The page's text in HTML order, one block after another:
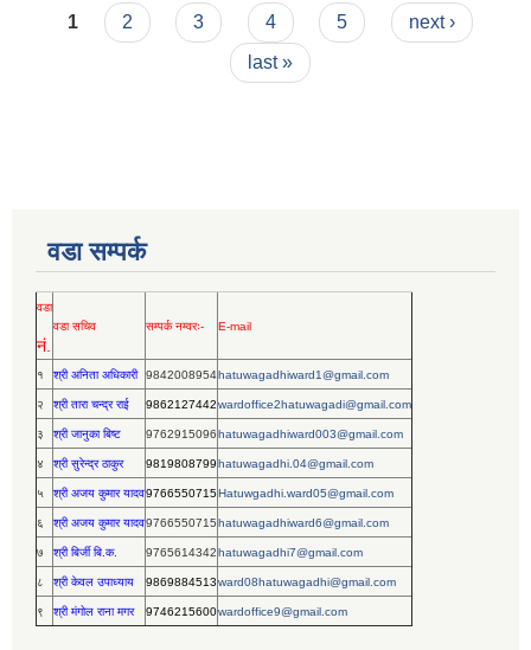
Pages
1 2 3 4 5
next ›
last »
वडा सम्पर्क
वडा
नं.
वडा सचिव सम्पर्क नम्वरः- E-mail
१ श्री अनिता अधिकारी 9842008954hatuwagadhiward1@gmail.com
२ श्री तारा चन्द्र राई 9862127442wardoffice2hatuwagadi@gmail.com
३ श्री जानुका बिष्ट 9762915096hatuwagadhiward003@gmail.com
४ श्री सुरेन्द्र ठाकुर 9819808799hatuwagadhi.04@gmail.com
५ श्री अजय कुमार यादव9766550715Hatuwgadhi.ward05@gmail.com
६ श्री अजय कुमार यादव9766550715hatuwagadhiward6@gmail.com
७ श्री बिर्जी बि.क. 9765614342hatuwagadhi7@gmail.com
८ श्री केवल उपाध्याय 9869884513ward08hatuwagadhi@gmail.com
९ श्री मंगोल राना मगर 9746215600wardoffice9@gmail.com